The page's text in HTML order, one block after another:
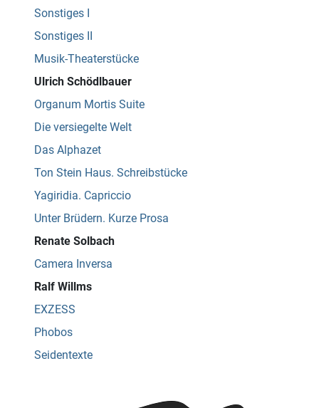
Sonstiges I
Sonstiges II
Musik-Theaterstücke
Ulrich Schödlbauer
Organum Mortis Suite
Die versiegelte Welt
Das Alphazet
Ton Stein Haus. Schreibstücke
Yagiridia. Capriccio
Unter Brüdern. Kurze Prosa
Renate Solbach
Camera Inversa
Ralf Willms
EXZESS
Phobos
Seidentexte